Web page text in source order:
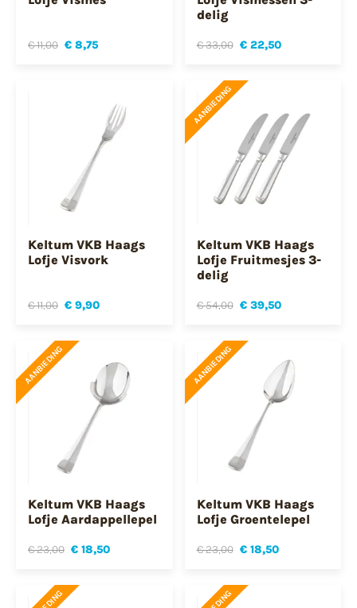
€ 11,00 € 8,75
delig
€ 33,00 € 22,50
Keltum VKB Haags
Lofje Visvork
€ 11,00 € 9,90
AANBIEDING
Keltum VKB Haags
Lofje Fruitmesjes 3-
delig
€ 54,00 € 39,50
AANBIEDING
Keltum VKB Haags
Lofje Aardappellepel
€ 23,00 € 18,50
AANBIEDING
Keltum VKB Haags
Lofje Groentelepel
€ 23,00 € 18,50